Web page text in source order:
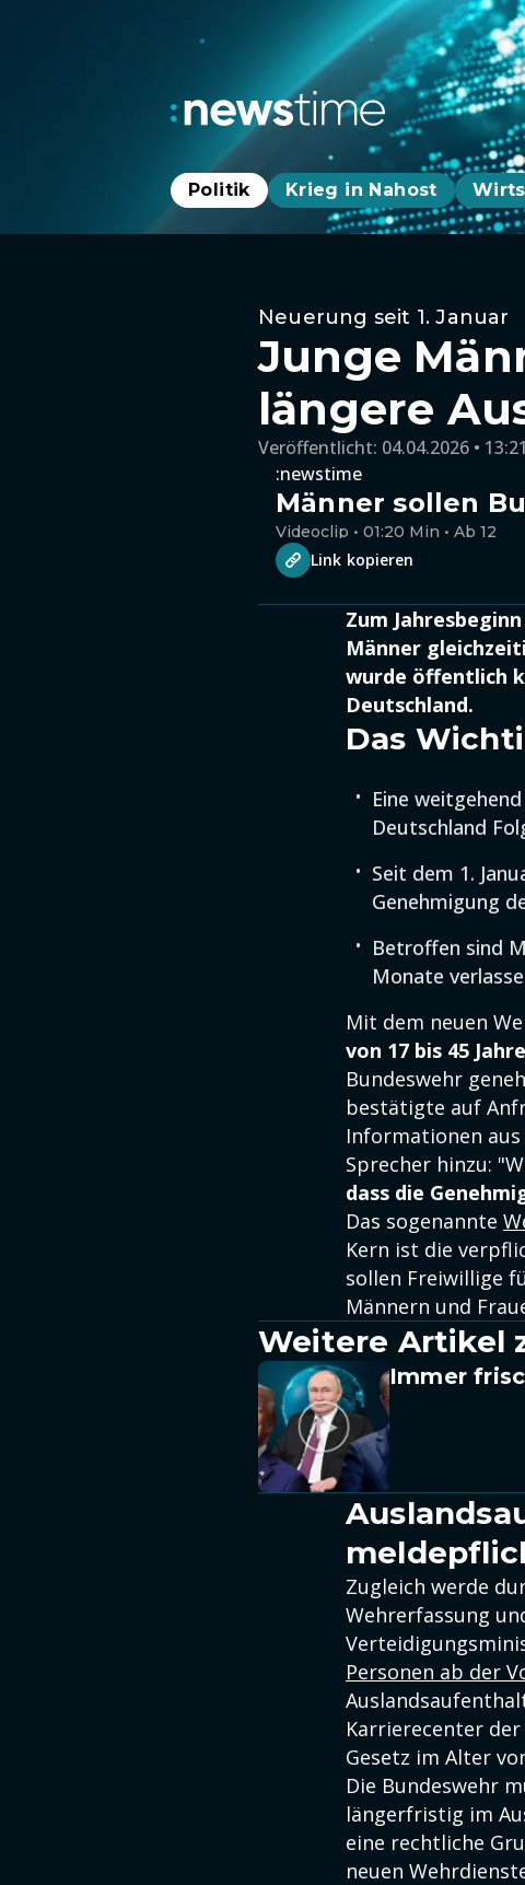
Politik Krieg in Nahost
Neuerung seit 1. Januar
Junge
längere
Veröffentlicht: 04.04.2026 •
:newstime
Männer sollen
Videoclip • 01:20 Min • Ab 12
Link kopieren
Zum
Männer
wurde öffentlich
Deutschland.
Das
Eine
Deutschland
Seit dem 1.
Genehmigung
Betroffen sind
Monate
Mit dem neuen
von 17 bis 45
Bundeswehr
bestätigte auf
Informationen
Sprecher hinzu:
dass die
Das sogenannte
Kern ist die
sollen Freiwillige
Männern und
Weitere Artikel
Immer
Zugleich werde
Wehrerfassung
Personen ab der
Karrierecenter
Gesetz im Alter
Die Bundeswehr
längerfristig im
eine rechtliche
neuen